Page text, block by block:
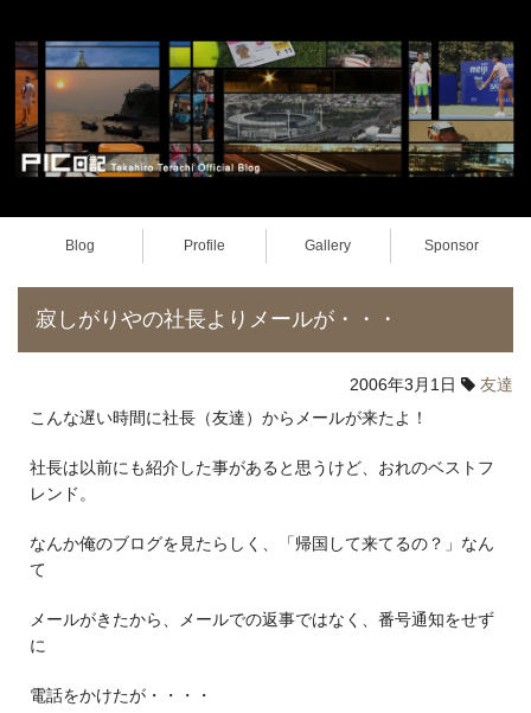
Blog Profile Gallery Sponsor
寂しがりやの社長よりメールが・・・
2006年3月1日
友達
こんな遅い時間に社長（友達）からメールが来たよ！
社長は以前にも紹介した事があると思うけど、おれのベストフ
レンド。
なんか俺のブログを見たらしく、「帰国して来てるの？」なん
て
メールがきたから、メールでの返事ではなく、番号通知をせず
に
電話をかけたが・・・・